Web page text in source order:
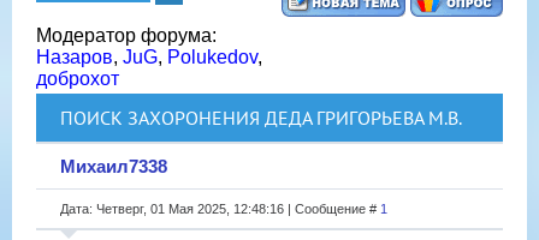
Модератор форума:
Назаров, JuG, Polukedov,
доброхот
ПОИСК ЗАХОРОНЕНИЯ ДЕДА ГРИГОРЬЕВА М.В.
Михаил7338
Дата: Четверг, 01 Мая 2025, 12:48:16 | Сообщение # 1